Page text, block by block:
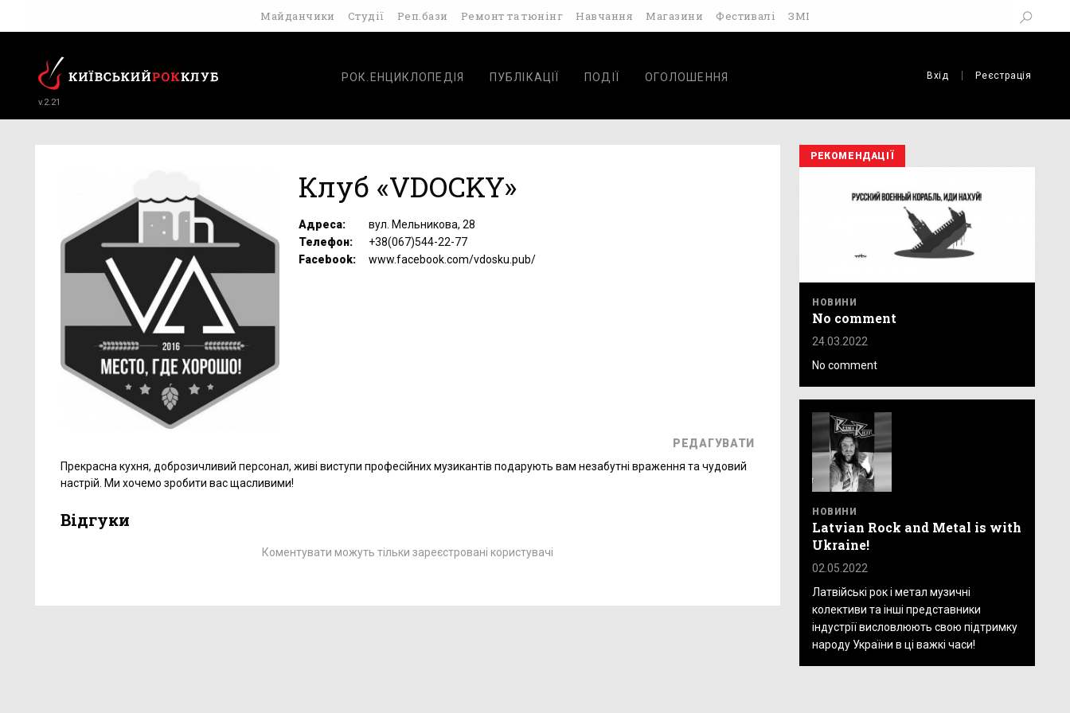
Майданчики Студії Реп.бази Ремонт та тюнінг Навчання Магазини Фестивалі ЗМІ
v.2.21
РОК.ЕНЦИКЛОПЕДІЯ ПУБЛІКАЦІЇ ПОДІЇ ОГОЛОШЕННЯ Вхід Реєстрація
Клуб «VDOCKY»
Адреса:
вул. Мельникова, 28
Телефон:
+38(067)544-22-77
Facebook:
www.facebook.com/vdosku.pub/
РЕДАГУВАТИ
Прекрасна кухня, доброзичливий персонал, живі виступи професійних музикантів подарують вам незабутні враження та чудовий
настрій. Ми хочемо зробити вас щасливими!
Відгуки
Коментувати можуть тільки зареєстровані користувачі
РЕКОМЕНДАЦІЇ
НОВИНИ
No comment
24.03.2022
No comment
НОВИНИ
Latvian Rock and Metal is with
Ukraine!
02.05.2022
Латвійські рок і метал музичні
колективи та інші представники
індустрії висловлюють свою підтримку
народу України в ці важкі часи!